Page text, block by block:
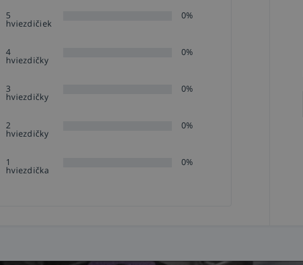
5
hviezdičiek
0%
4
hviezdičky
0%
3
hviezdičky
0%
2
hviezdičky
0%
1
hviezdička
0%